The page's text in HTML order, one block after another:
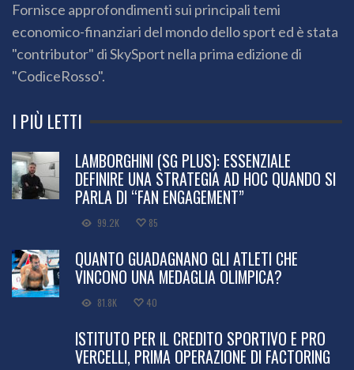
Fornisce approfondimenti sui principali temi
economico-finanziari del mondo dello sport ed è stata
"contributor" di SkySport nella prima edizione di
"CodiceRosso".
I PIÙ LETTI
LAMBORGHINI (SG PLUS): ESSENZIALE
DEFINIRE UNA STRATEGIA AD HOC QUANDO SI
PARLA DI “FAN ENGAGEMENT”
99.2K 85
QUANTO GUADAGNANO GLI ATLETI CHE
VINCONO UNA MEDAGLIA OLIMPICA?
81.8K 40
ISTITUTO PER IL CREDITO SPORTIVO E PRO
VERCELLI, PRIMA OPERAZIONE DI FACTORING